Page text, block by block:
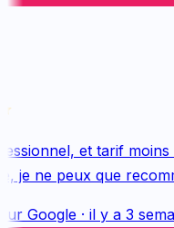
et tarif moins
je ne peux que
Google· il y a 3